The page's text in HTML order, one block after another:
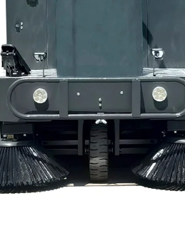
video
biste uvećali